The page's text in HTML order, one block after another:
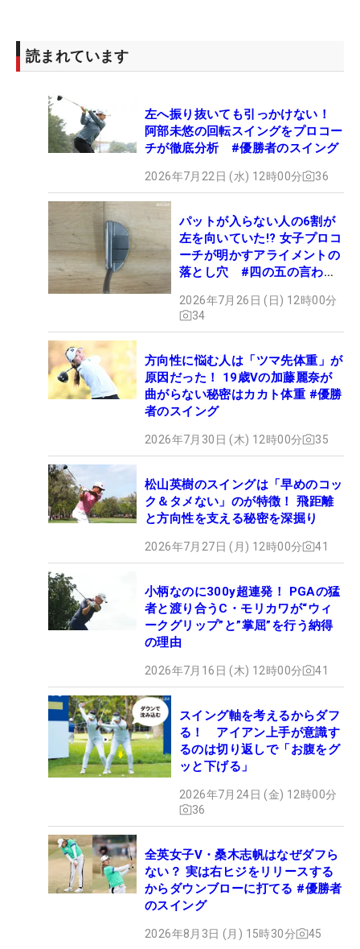
読まれています
左へ振り抜いても引っかけない！
阿部未悠の回転スイングをプロコー
チが徹底分析 #優勝者のスイング
2026年7月22日 (水) 12時00分 36
パットが入らない人の6割が
左を向いていた!? 女子プロコ
ーチが明かすアライメントの
落とし穴 #四の五の言わず
2026年7月26日 (日) 12時00分
34
方向性に悩む人は「ツマ先体重」が
原因だった！ 19歳Vの加藤麗奈が
曲がらない秘密はカカト体重 #優勝
者のスイング
2026年7月30日 (木) 12時00分 35
松山英樹のスイングは「早めのコッ
ク＆タメない」のが特徴！ 飛距離
と方向性を支える秘密を深掘り
2026年7月27日 (月) 12時00分 41
小柄なのに300y超連発！ PGAの猛
者と渡り合うC・モリカワが“ウィ
ークグリップ”と”掌屈”を行う納得
の理由
2026年7月16日 (木) 12時00分 41
スイング軸を考えるからダフ
る！ アイアン上手が意識す
るのは切り返しで「お腹をグ
ッと下げる」
2026年7月24日 (金) 12時00分
36
全英女子V・桑木志帆はなぜダフら
ない？ 実は右ヒジをリリースする
からダウンブローに打てる #優勝者
のスイング
2026年8月3日 (月) 15時30分 45